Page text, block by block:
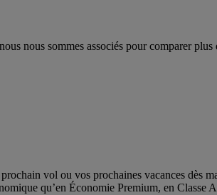
nous sommes associés pour comparer plus
vol ou vos prochaines vacances dès
qu’en Économie Premium, en Classe